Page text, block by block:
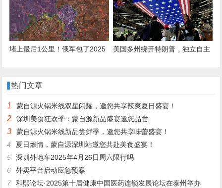
宫面谈！
堵上最后1公里！俄军包了2025
红军城
美国多州绕开特朗普，独立自主
热门文章
1 蒙自源火锅米线双星闪耀，邀您共享辣爽夏日盛宴！
2 深圳美食狂欢季：蒙自源新品盛宴邀您品尝
3
蒙自源火锅米线新品尝鲜季，邀您共享味蕾盛宴！
4
夏日燃情，蒙自源深圳站邀您共赴美食盛宴！
5
深圳外地车2025年4月26日周六限行吗
6
外卖平台启动应急预案
7
和熙论坛·2025第十届健康中国医药连锁发展论坛在泰州举办